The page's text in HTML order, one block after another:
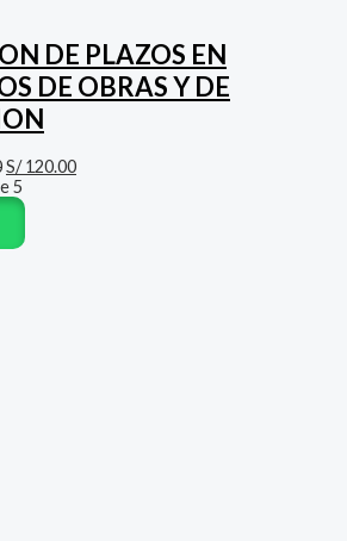
DE PLAZOS EN
DE OBRAS Y DE
S/120.00
5